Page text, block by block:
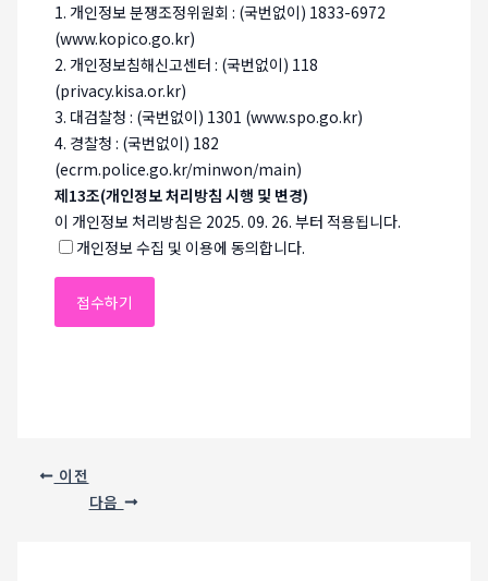
1. 개인정보 분쟁조정위원회 : (국번없이) 1833-6972
(www.kopico.go.kr)
2. 개인정보침해신고센터 : (국번없이) 118
(privacy.kisa.or.kr)
3. 대검찰청 : (국번없이) 1301 (www.spo.go.kr)
4. 경찰청 : (국번없이) 182
(ecrm.police.go.kr/minwon/main)
제13조(개인정보 처리방침 시행 및 변경)
이 개인정보 처리방침은 2025. 09. 26. 부터 적용됩니다.
개인정보 수집 및 이용에 동의합니다.
이전
다음